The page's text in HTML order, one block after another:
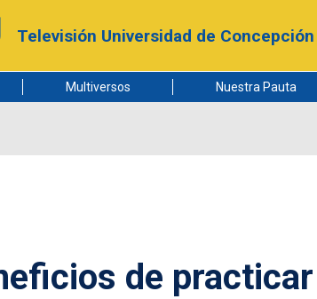
Televisión Universidad de Concepción
Multiversos Nuestra Pauta
de practicar